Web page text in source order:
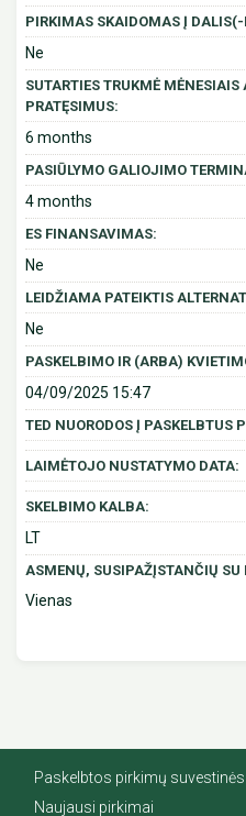
PIRKIMAS SKAIDOMAS Į
Ne
SUTARTIES TRUKMĖ
PRATĘSIMUS:
6 months
PASIŪLYMO GALIOJIMO
4 months
ES FINANSAVIMAS:
Ne
LEIDŽIAMA PATEIKTIS
Ne
PASKELBIMO IR (ARBA)
04/09/2025 15:47
TED NUORODOS Į PASKELBTUS
LAIMĖTOJO NUSTATYMO DATA:
SKELBIMO KALBA:
LT
ASMENŲ, SUSIPAŽĮSTANČIŲ SU
Vienas
Paskelbtos pirkimų suvestinės
Naujausi pirkimai